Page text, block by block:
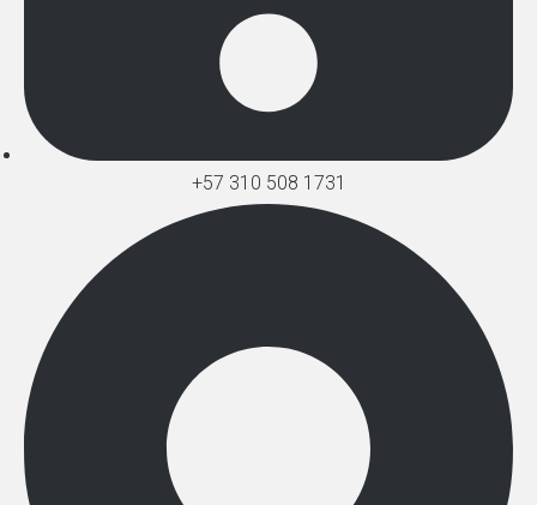
+57 310 508 1731